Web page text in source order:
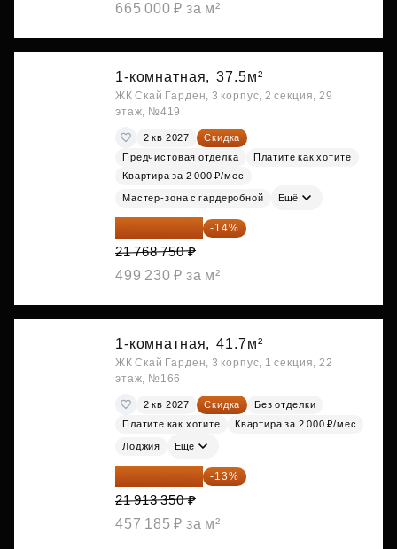
665 000 ₽ за м²
1-комнатная, 37.5м²
ЖК Скай Гарден, 3 корпус, 2 секция, 29
этаж, №419
2 кв 2027
Скидка
Предчистовая отделка
Платите как хотите
Квартира за 2 000 ₽/мес
Мастер-зона с гардеробной Ещё
18 721 125 ₽ -14%
21 768 750 ₽
499 230 ₽ за м²
1-комнатная, 41.7м²
ЖК Скай Гарден, 3 корпус, 1 секция, 22
этаж, №166
2 кв 2027 Скидка
Без отделки
Платите как хотите
Квартира за 2 000 ₽/мес
Лоджия Ещё
19 064 615 ₽ -13%
21 913 350 ₽
457 185 ₽ за м²